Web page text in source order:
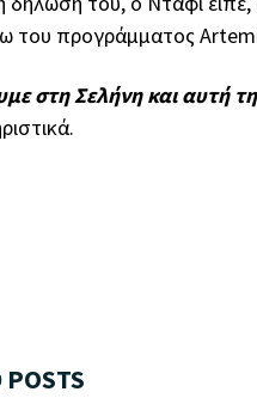
του προγράμματος
στη Σελήνη και αυτή
POSTS